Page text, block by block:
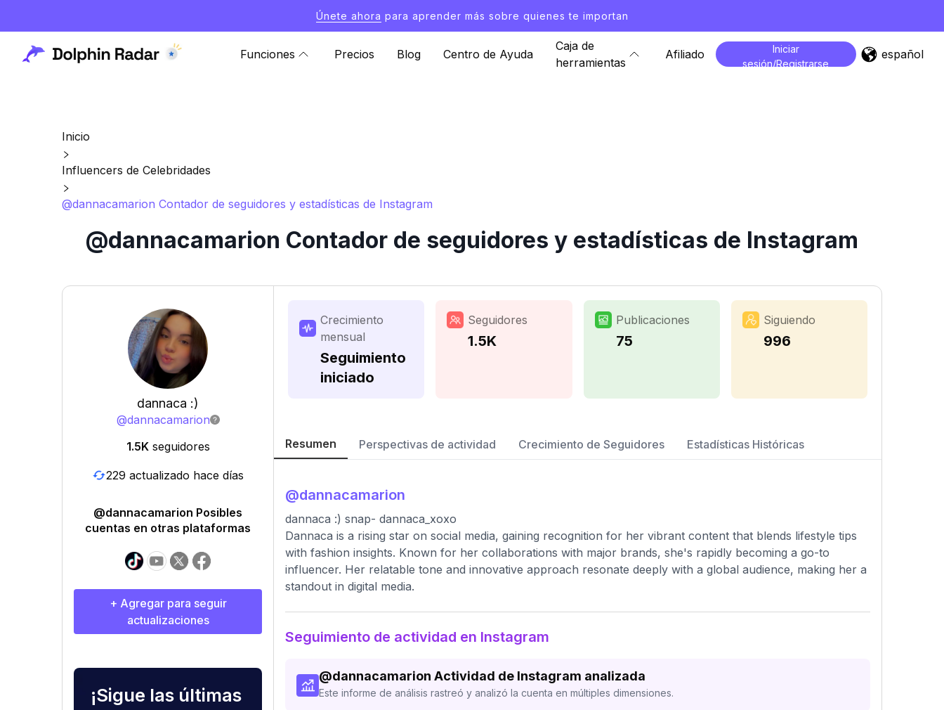
Únete ahora para aprender más sobre quienes te importan
Funciones Precios Blog Centro de Ayuda
Caja de
herramientas
Afiliado
Iniciar
sesión/Registrarse
español
Inicio
Influencers de Celebridades
@dannacamarion Contador de seguidores y estadísticas de Instagram
@dannacamarion Contador de seguidores y estadísticas de Instagram
dannaca :)
@dannacamarion
1.5K seguidores
229 actualizado hace días
@dannacamarion Posibles
cuentas en otras plataformas
+ Agregar para seguir
actualizaciones
¡Sigue las últimas
Crecimiento
mensual
Seguimiento
iniciado
Seguidores
1.5K
Publicaciones
75
Siguiendo
996
Resumen Perspectivas de actividad Crecimiento de Seguidores Estadísticas Históricas
@dannacamarion
dannaca :) snap- dannaca_xoxo
Dannaca is a rising star on social media, gaining recognition for her vibrant content that blends lifestyle tips
with fashion insights. Known for her collaborations with major brands, she's rapidly becoming a go-to
influencer. Her relatable tone and innovative approach resonate deeply with a global audience, making her a
standout in digital media.
Seguimiento de actividad en Instagram
@dannacamarion Actividad de Instagram analizada
Este informe de análisis rastreó y analizó la cuenta en múltiples dimensiones.